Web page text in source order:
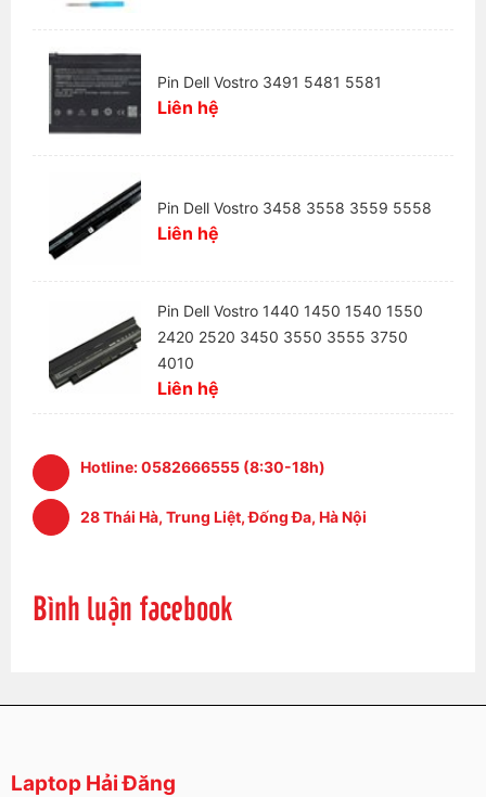
pin nhanh, không nhận điện hoặc không lên %,…
- Trường hợp không nhận bảo hành: pin không còn
nguyên vẹn, bị dính nước, không có hoặc rách tem
Thông tin liên hệ:
Laptophaidang.com- chuyên Laptop Cũ hàng bãi
Uy Tín
Địa chỉ:số 160 Nguyễn Lương Bằng, Quang Trung,
Đống Đa, Hà Nội.
Pin Dell Vostro 3491 5481 5581
Liên hệ
Pin Dell Vostro 3458 3558 3559 5558
Liên hệ
Pin Dell Vostro 1440 1450 1540 1550
2420 2520 3450 3550 3555 3750
4010
Liên hệ
Hotline:0582666555 (8:30-18h)
28 Thái Hà, Trung Liệt, Đống Đa, Hà Nội
Bình luận facebook
Laptop Hải Đăng